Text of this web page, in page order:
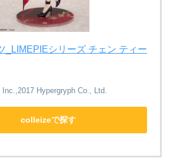
_LIMEPIEシリーズ チェン ティー
Hypergryph Co., Ltd.
colleizeで探す